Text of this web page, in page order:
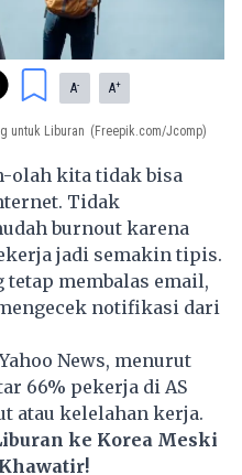
A- A+
untuk Liburan (Freepik.com/Jcomp)
olah kita tidak bisa
Tidak
burnout karena
jadi semakin tipis.
membalas email,
notifikasi dari
News, menurut
66% pekerja di AS
atau kelelahan kerja.
ke Korea Meski